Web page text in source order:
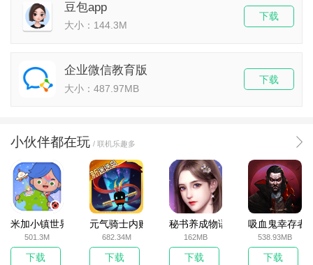
豆包app
大小：144.3M
下载
企业微信教育版
大小：487.97MB
下载
小伙伴都在玩 / 联机乐趣多
米加小镇世界2025官方版
501.3M
下载
元气骑士内购破解版
682.34M
下载
秘书养成物语
162MB
下载
吸血鬼幸存者
538.93MB
下载